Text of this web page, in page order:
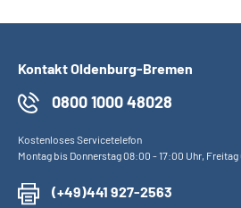
Kontakt Oldenburg-Bremen
0800 1000 48028
Kostenloses Servicetelefon
Montag bis Donnerstag 08:00 - 17:00 Uhr,
(+49)441 927-2563